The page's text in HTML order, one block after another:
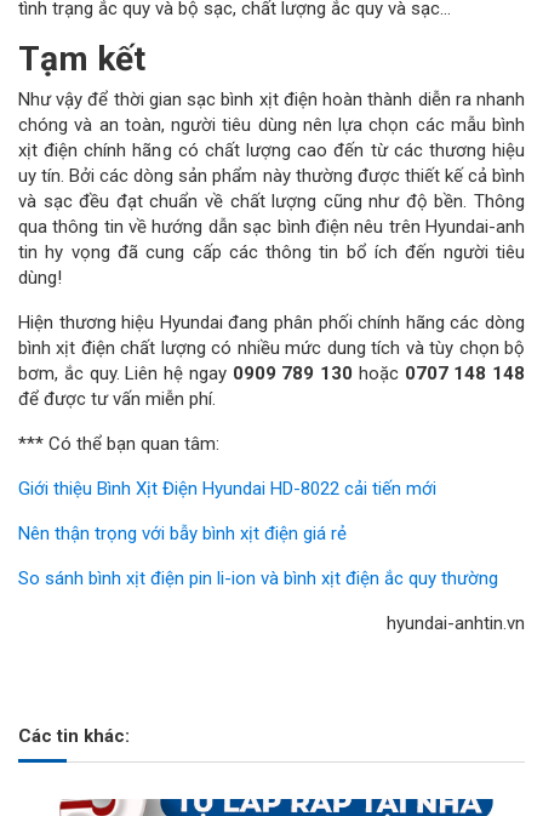
tình trạng ắc quy và bộ sạc, chất lượng ắc quy và sạc…
Tạm kết
Như vậy để thời gian sạc bình xịt điện hoàn thành diễn ra nhanh
chóng và an toàn, người tiêu dùng nên lựa chọn các mẫu bình
xịt điện chính hãng có chất lượng cao đến từ các thương hiệu
uy tín. Bởi các dòng sản phẩm này thường được thiết kế cả bình
và sạc đều đạt chuẩn về chất lượng cũng như độ bền. Thông
qua thông tin về hướng dẫn sạc bình điện nêu trên Hyundai-anh
tin hy vọng đã cung cấp các thông tin bổ ích đến người tiêu
dùng!
Hiện thương hiệu Hyundai đang phân phối chính hãng các dòng
bình xịt điện chất lượng có nhiều mức dung tích và tùy chọn bộ
bơm, ắc quy. Liên hệ ngay 0909 789 130 hoặc 0707 148 148
để được tư vấn miễn phí.
*** Có thể bạn quan tâm:
Giới thiệu Bình Xịt Điện Hyundai HD-8022 cải tiến mới
Nên thận trọng với bẫy bình xịt điện giá rẻ
So sánh bình xịt điện pin li-ion và bình xịt điện ắc quy thường
hyundai-anhtin.vn
Các tin khác: